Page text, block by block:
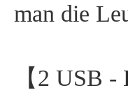
man die
【2 USB